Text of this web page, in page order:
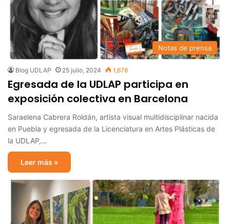
Notas de prensa
Blog UDLAP 25 julio, 2024 1,678
Egresada de la UDLAP participa en
exposición colectiva en Barcelona
Saraelena Cabrera Roldán, artista visual multidisciplinar nacida
en Puebla y egresada de la Licenciatura en Artes Plásticas de
la UDLAP,…
Leer más »